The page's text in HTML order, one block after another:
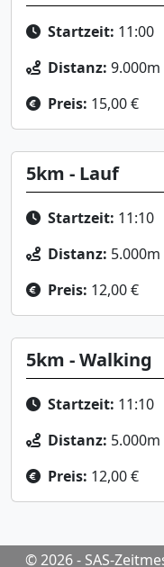
Startzeit: 11:00
Distanz: 9.000m
Preis: 15,00 €
5km - Lauf
Startzeit: 11:10
Distanz: 5.000m
Preis: 12,00 €
5km - Walking
Startzeit: 11:10
Distanz: 5.000m
Preis: 12,00 €
© 2026 - SAS-